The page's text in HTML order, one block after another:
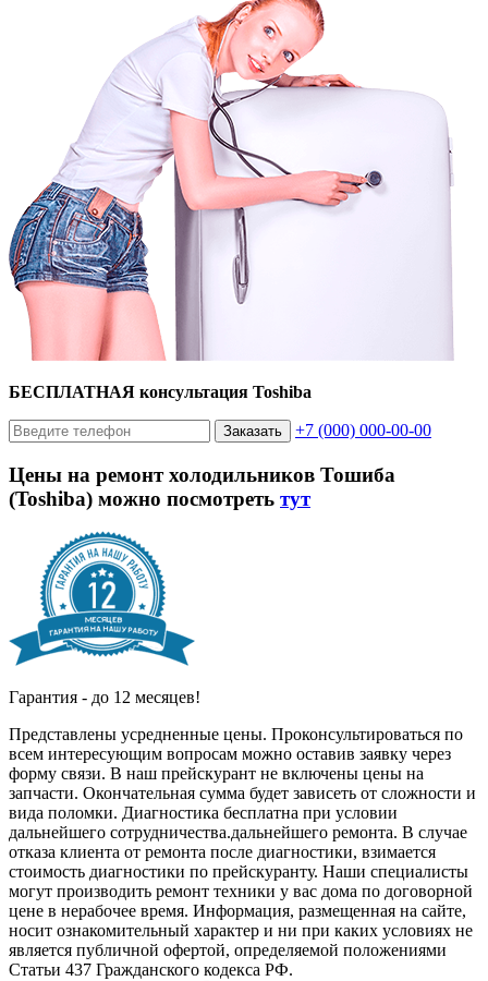
БЕСПЛАТНАЯ консультация Toshiba
Заказать +7 (000) 000-00-00
Цены на ремонт холодильников Тошиба
(Toshiba) можно посмотреть тут
Гарантия - до 12 месяцев!
Представлены усредненные цены. Проконсультироваться по
всем интересующим вопросам можно оставив заявку через
форму связи. В наш прейскурант не включены цены на
запчасти. Окончательная сумма будет зависеть от сложности и
вида поломки. Диагностика бесплатна при условии
дальнейшего сотрудничества.дальнейшего ремонта. В случае
отказа клиента от ремонта после диагностики, взимается
стоимость диагностики по прейскуранту. Наши специалисты
могут производить ремонт техники у вас дома по договорной
цене в нерабочее время. Информация, размещенная на сайте,
носит ознакомительный характер и ни при каких условиях не
является публичной офертой, определяемой положениями
Статьи 437 Гражданского кодекса РФ.